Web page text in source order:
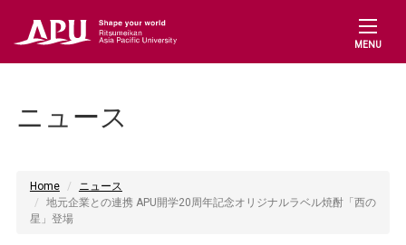
MENU
ニュース
Home
ニュース
地元企業との連携 APU開学20周年記念オリジナルラベル焼酎「西の
星」登場